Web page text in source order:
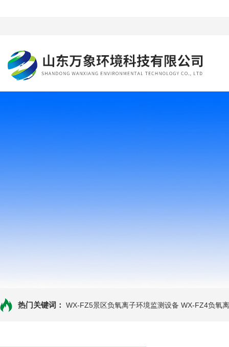
热门关键词： WX-FZ5景区负氧离子环境监测设备 WX-FZ4负氧